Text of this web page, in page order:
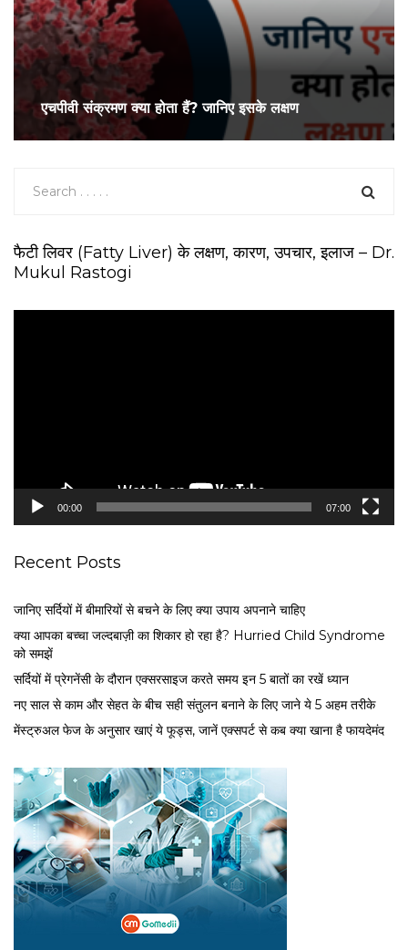
एचपीवी संक्रमण क्या होता हैं? जानिए इसके लक्षण
फैटी लिवर (Fatty Liver) के लक्षण, कारण, उपचार, इलाज – Dr.
Mukul Rastogi
00:00 07:00
Recent Posts
जानिए सर्दियों में बीमारियों से बचने के लिए क्या उपाय अपनाने चाहिए
क्या आपका बच्चा जल्दबाज़ी का शिकार हो रहा है? Hurried Child Syndrome
को समझें
सर्द‍ियों में प्रेगनेंसी के दौरान एक्सरसाइज करते समय इन 5 बातों का रखें ध्यान
नए साल से काम और सेहत के बीच सही संतुलन बनाने के लिए जाने ये 5 अहम तरीके
मेंस्ट्रुअल फेज के अनुसार खाएं ये फूड्स, जानें एक्सपर्ट से कब क्या खाना है फायदेमंद